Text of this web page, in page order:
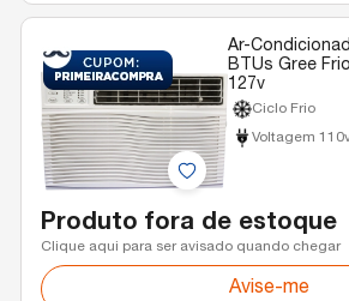
Ar-
BTUs Gree
127v
Ciclo Frio
Voltagem
Produto fora de estoque
Clique aqui para ser avisado quando chegar
Avise-me